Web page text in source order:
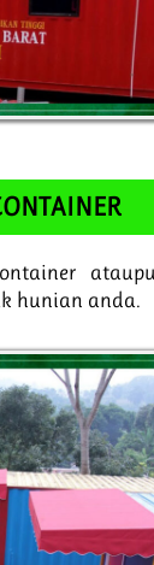
hunian anda.